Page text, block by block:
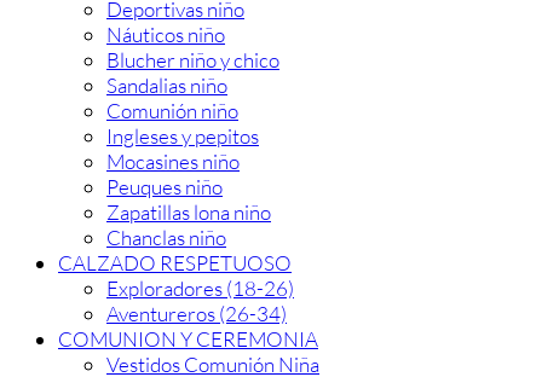
Deportivas niño
Náuticos niño
Blucher niño y chico
Sandalias niño
Comunión niño
Ingleses y pepitos
Mocasines niño
Peuques niño
Zapatillas lona niño
Chanclas niño
CALZADO RESPETUOSO
Exploradores (18-26)
Aventureros (26-34)
COMUNION Y CEREMONIA
Vestidos Comunión Niña